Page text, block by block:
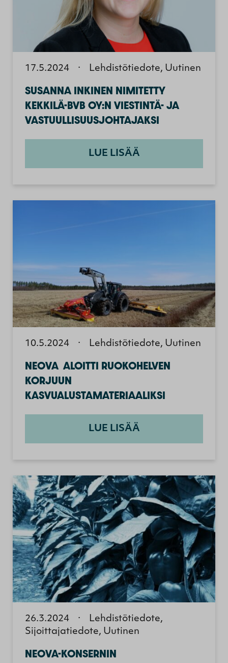
17.5.2024 · Lehdistötiedote, Uutinen
SUSANNA INKINEN NIMITETTY
KEKKILÄ-BVB OY:N VIESTINTÄ- JA
VASTUULLISUUSJOHTAJAKSI
LUE LISÄÄ
10.5.2024 · Lehdistötiedote, Uutinen
NEOVA ALOITTI RUOKOHELVEN
KORJUUN
KASVUALUSTAMATERIAALIKSI
LUE LISÄÄ
26.3.2024 ·
Lehdistötiedote,
Sijoittajatiedote, Uutinen
NEOVA-KONSERNIN